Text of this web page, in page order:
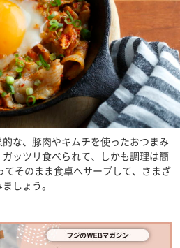
な、豚肉やキムチを使ったおつまみ
ッツリ食べられて、しかも調理は簡
てそのまま食卓へサーブして、さまざ
しょう。